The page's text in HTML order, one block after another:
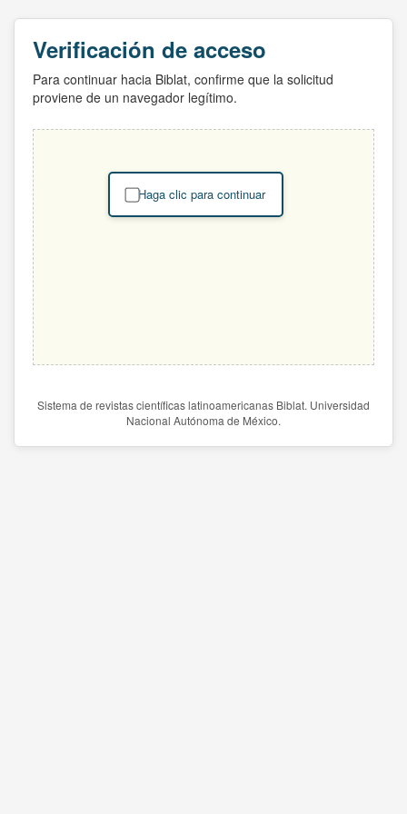
Verificación de acceso
Para continuar hacia Biblat, confirme que la solicitud
proviene de un navegador legítimo.
Haga clic para continuar
Sistema de revistas científicas latinoamericanas Biblat. Universidad
Nacional Autónoma de México.